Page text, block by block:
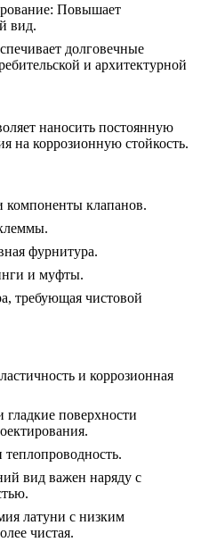
: Повышает
вид.
долговечные
и архитектурной
наносить постоянную
на коррозионную стойкость.
компоненты клапанов.
фурнитура.
и муфты.
требующая чистовой
и коррозионная
гладкие поверхности
теплопроводность.
вид важен наряду с
латуни с низким
чистая.